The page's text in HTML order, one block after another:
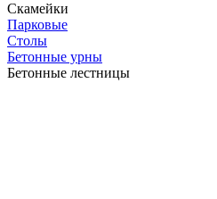
Скамейки
Парковые
Столы
Бетонные урны
Бетонные лестницы